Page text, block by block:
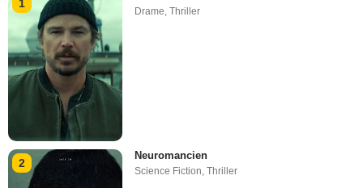
1
Drame,Thriller
2
Neuromancien
Science Fiction,Thriller